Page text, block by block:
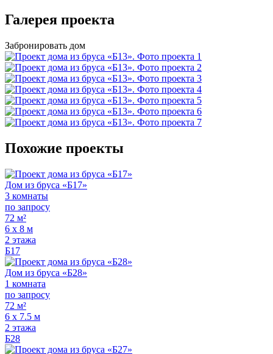
Галерея проекта
Забронировать дом
Похожие проекты
Дом из бруса «Б17»
3 комнаты
по запросу
72 м²
6 х 8 м
2 этажа
Б17
Дом из бруса «Б28»
1 комната
по запросу
72 м²
6 х 7.5 м
2 этажа
Б28